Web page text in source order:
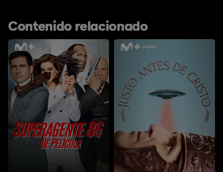
Contenido relacionado